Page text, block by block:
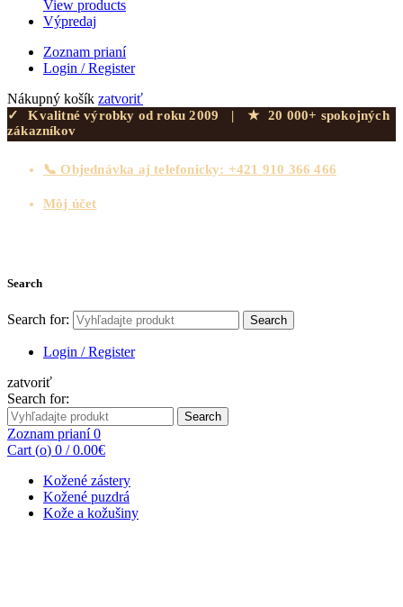
View products
Výpredaj
Zoznam prianí
Login / Register
Nákupný košík zatvoriť
✓ Kvalitné výrobky od roku 2009 | ★
20 000+ spokojných
zákazníkov
📞 Objednávka aj telefonicky: +421 910 366 466
Môj účet
Search
Search for: Search
Login / Register
zatvoriť
Search for:
Search
Zoznam prianí0
Cart (o) 0 / 0.00€
Kožené zástery
Kožené puzdrá
Kože a kožušiny